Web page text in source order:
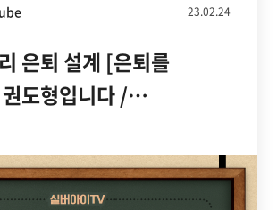
23.02.24
은퇴 설계 [은퇴를
도형입니다 /